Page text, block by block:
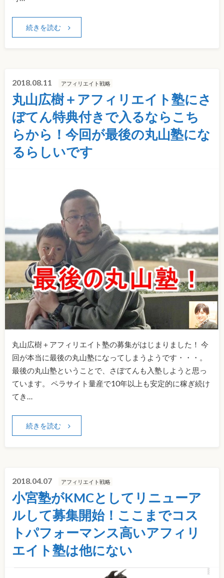
続きを読む
2018.08.11 アフィリエイト戦略
丸山広樹＋アフィリエイト塾にさ
ぼてん特典付きで入るならこち
らから！今回が最後の丸山塾にな
るらしいです
丸山広樹＋アフィリエイト塾の募集がはじまりました！ 今
回が本当に最後の丸山塾になってしまうようです・・・。
最後の丸山塾ということで、さぼてんも入塾しようと思っ
ています。 ペラサイト量産で10年以上も安定的に稼ぎ続け
てき…
続きを読む
2018.04.07 アフィリエイト戦略
小宮塾がKMCとしてリニューア
ルして募集開始！ここまでコス
トパフォーマンス高いアフィリ
エイト塾は他にない